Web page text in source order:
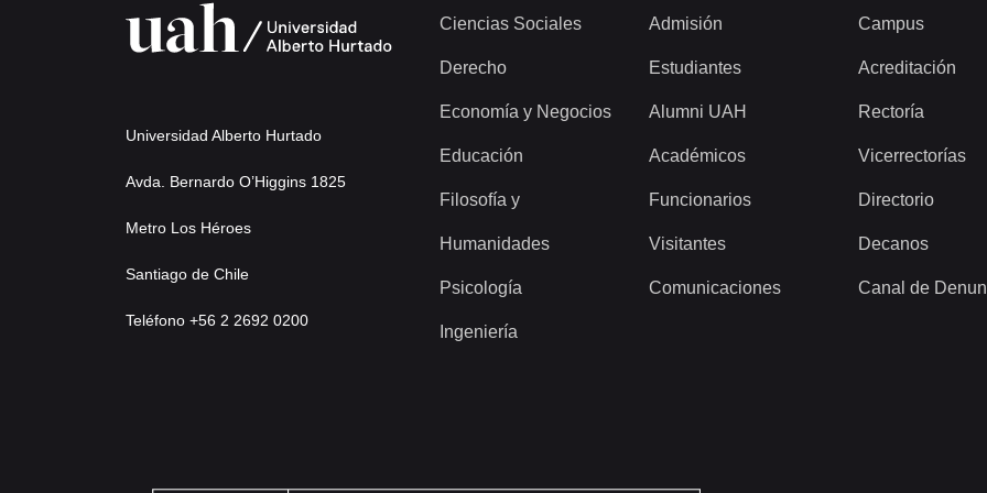
Universidad Alberto Hurtado
Avda. Bernardo O’Higgins 1825
Metro Los Héroes
Santiago de Chile
Teléfono +56 2 2692 0200
Ciencias Sociales
Derecho
Economía y Negocios
Educación
Filosofía y
Humanidades
Psicología
Ingeniería
Admisión
Estudiantes
Alumni UAH
Académicos
Funcionarios
Visitantes
Comunicaciones
Campus
Acreditación
Rectoría
Vicerrectorías
Directorio
Decanos
Canal de